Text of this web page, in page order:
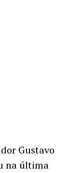
Gustavo
na última